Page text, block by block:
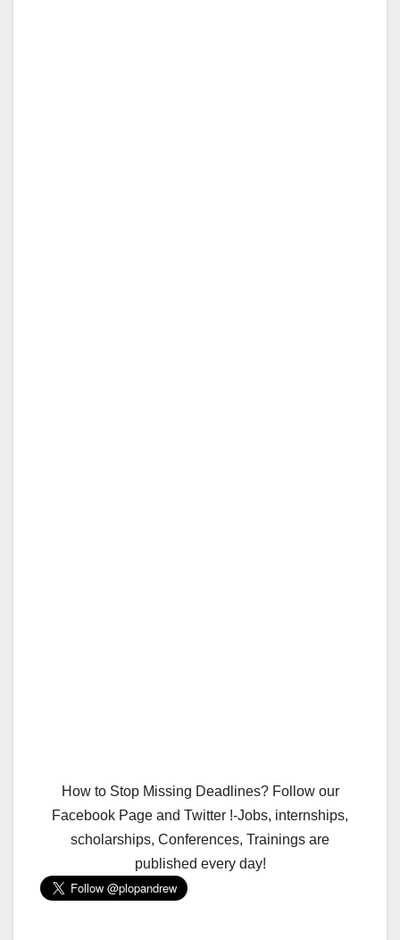
How to Stop Missing Deadlines? Follow our
Facebook Page and Twitter !-Jobs, internships,
scholarships, Conferences, Trainings are
published every day!